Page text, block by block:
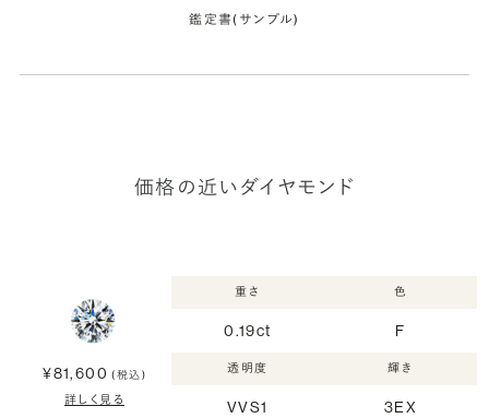
鑑定書(サンプル)
価格の近いダイヤモンド
¥81,600 (税込)
詳しく見る
重さ
0.19ct
色
F
透明度
VVS1
輝き
3EX